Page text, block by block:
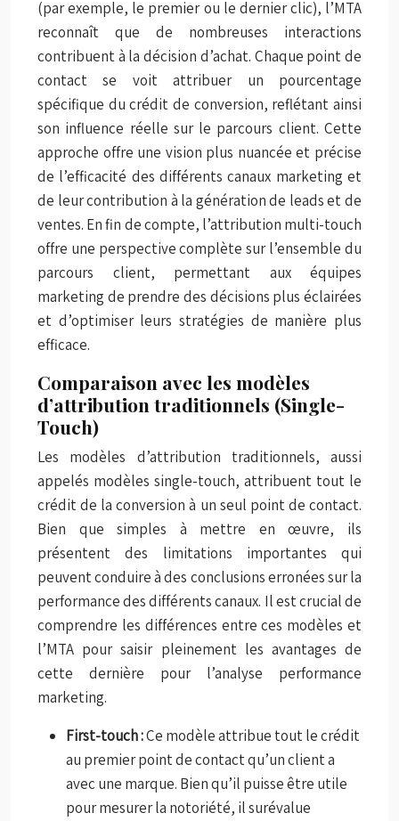
(par exemple, le premier ou le dernier clic), l’MTA
reconnaît que de nombreuses interactions
contribuent à la décision d’achat. Chaque point de
contact se voit attribuer un pourcentage
spécifique du crédit de conversion, reflétant ainsi
son influence réelle sur le parcours client. Cette
approche offre une vision plus nuancée et précise
de l’efficacité des différents canaux marketing et
de leur contribution à la génération de leads et de
ventes. En fin de compte, l’attribution multi-touch
offre une perspective complète sur l’ensemble du
parcours client, permettant aux équipes
marketing de prendre des décisions plus éclairées
et d’optimiser leurs stratégies de manière plus
efficace.
Comparaison avec les modèles
d’attribution traditionnels (Single-
Touch)
Les modèles d’attribution traditionnels, aussi
appelés modèles single-touch, attribuent tout le
crédit de la conversion à un seul point de contact.
Bien que simples à mettre en œuvre, ils
présentent des limitations importantes qui
peuvent conduire à des conclusions erronées sur la
performance des différents canaux. Il est crucial de
comprendre les différences entre ces modèles et
l’MTA pour saisir pleinement les avantages de
cette dernière pour l’analyse performance
marketing.
First-touch :Ce modèle attribue tout le crédit
au premier point de contact qu’un client a
avec une marque. Bien qu’il puisse être utile
pour mesurer la notoriété, il surévalue